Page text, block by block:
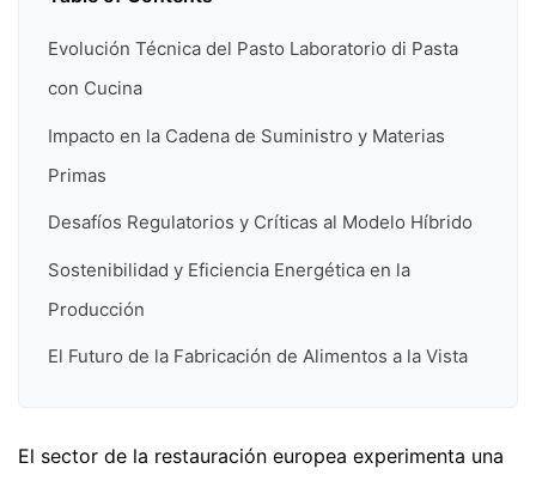
Evolución Técnica del Pasto Laboratorio di Pasta
con Cucina
Impacto en la Cadena de Suministro y Materias
Primas
Desafíos Regulatorios y Críticas al Modelo Híbrido
Sostenibilidad y Eficiencia Energética en la
Producción
El Futuro de la Fabricación de Alimentos a la Vista
El sector de la restauración europea experimenta una